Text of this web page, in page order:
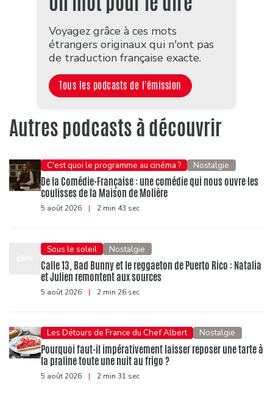
Voyagez grâce à ces mots
étrangers originaux qui n'ont pas
de traduction française exacte.
Tous les podcasts de l'émission
Autres podcasts à découvrir
C'est quoi le programme au cinéma ? Nostalgie
De la Comédie-Française : une comédie qui nous ouvre les
coulisses de la Maison de Molière
5 août 2026 | 2 min 43 sec
Sous le soleil Nostalgie
Calle 13, Bad Bunny et le reggaeton de Puerto Rico : Natalia
et Julien remontent aux sources
5 août 2026 | 2 min 26 sec
Les Détours de France du Chef Albert Nostalgie
Pourquoi faut-il impérativement laisser reposer une tarte à
la praline toute une nuit au frigo ?
5 août 2026 | 2 min 31 sec